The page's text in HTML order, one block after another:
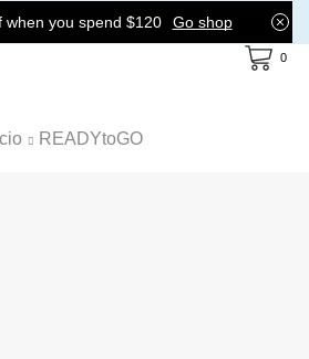
when you spend $120 Go shop
0
READYtoGO